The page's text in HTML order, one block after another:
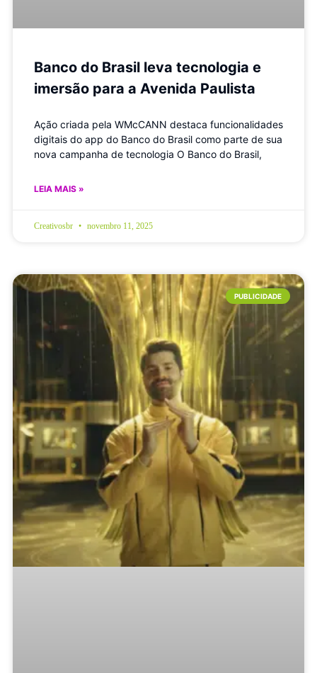
Banco do Brasil leva tecnologia e
imersão para a Avenida Paulista
Ação criada pela WMcCANN destaca funcionalidades
digitais do app do Banco do Brasil como parte de sua
nova campanha de tecnologia O Banco do Brasil,
LEIA MAIS »
Creativosbr novembro 11, 2025
PUBLICIDADE